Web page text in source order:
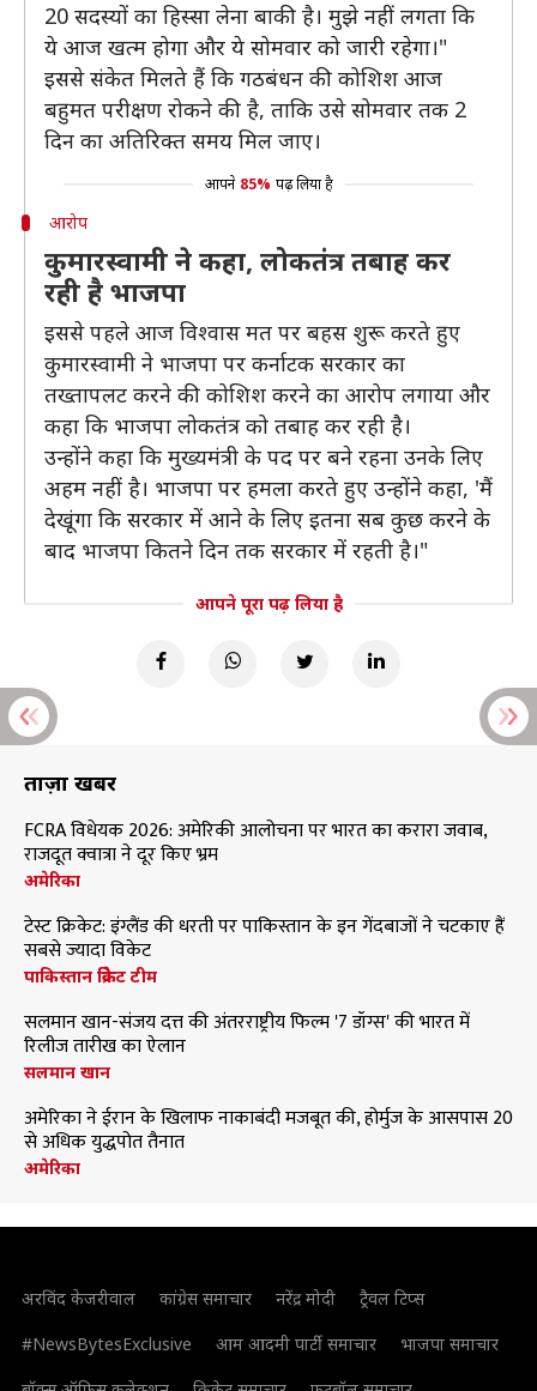
20 सदस्यों का हिस्सा लेना बाकी है। मुझे नहीं लगता कि
ये आज खत्म होगा और ये सोमवार को जारी रहेगा।"
इससे संकेत मिलते हैं कि गठबंधन की कोशिश आज
बहुमत परीक्षण रोकने की है, ताकि उसे सोमवार तक 2
दिन का अतिरिक्त समय मिल जाए।
आपने 85% पढ़ लिया है
आरोप
कुमारस्वामी ने कहा, लोकतंत्र तबाह कर
रही है भाजपा
इससे पहले आज विश्वास मत पर बहस शुरू करते हुए
कुमारस्वामी ने भाजपा पर कर्नाटक सरकार का
तख्तापलट करने की कोशिश करने का आरोप लगाया और
कहा कि भाजपा लोकतंत्र को तबाह कर रही है।
उन्होंने कहा कि मुख्यमंत्री के पद पर बने रहना उनके लिए
अहम नहीं है। भाजपा पर हमला करते हुए उन्होंने कहा, 'मैं
देखूंगा कि सरकार में आने के लिए इतना सब कुछ करने के
बाद भाजपा कितने दिन तक सरकार में रहती है।"
आपने पूरा पढ़ लिया है
ताज़ा खबरें
FCRA विधेयक 2026: अमेरिकी आलोचना पर भारत का करारा जवाब,
राजदूत क्वात्रा ने दूर किए भ्रम
अमेरिका
टेस्ट क्रिकेट: इंग्लैंड की धरती पर पाकिस्तान के इन गेंदबाजों ने चटकाए हैं
सबसे ज्यादा विकेट
पाकिस्तान क्रिकेट टीम
सलमान खान-संजय दत्त की अंतरराष्ट्रीय फिल्म '7 डॉग्स' की भारत में
रिलीज तारीख का ऐलान
सलमान खान
अमेरिका ने ईरान के खिलाफ नाकाबंदी मजबूत की, होर्मुज के आसपास 20
से अधिक युद्धपोत तैनात
अमेरिका
अरविंद केजरीवाल कांग्रेस समाचार नरेंद्र मोदी
ट्रैवल टिप्स
#NewsBytesExclusive
आम आदमी पार्टी समाचार
भाजपा समाचार